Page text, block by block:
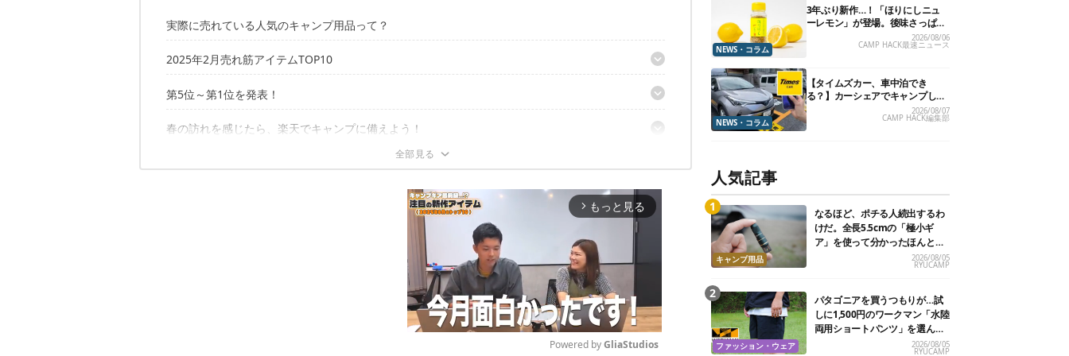
実際に売れている人気のキャンプ用品って？
2025年2月売れ筋アイテムTOP10
第10位：アウトドアワゴン ベンチタイプ
第9位：イワタニ たこ焼きプレート
第8位：ラーテルワークス キャンプギアバッグ
第5位～第1位を発表！
第5位：コールマン ホイールクーラー 28QT オリーブ
春の訪れを感じたら、楽天でキャンプに備えよう！
arrow_forward_ios もっと見る
Powered by GliaStudios
NEWS・コラム
3年ぶり新作…！「ほりにしニュ
ーレモン」が登場。後味さっぱり
の万能スパイス！【8月21日発
2026/08/06
CAMP HACK最速ニュース
NEWS・コラム
【タイムズカー、車中泊でき
る？】カーシェアでキャンプした
いので、直接聞いてみました2026/08/07
CAMP HACK編集部
人気記事
キャンプ用品
なるほど、ポチる人続出するわ
けだ。全長5.5cmの「極小ギ
ア」を使って分かったほんとの
2026/08/05
RYUCAMP
ファッション・ウェア
パタゴニアを買うつもりが…試
しに1,500円のワークマン「水陸
両用ショートパンツ」を選んだ
2026/08/05
RYUCAMP